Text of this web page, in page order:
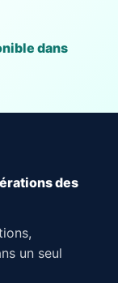
dans
des
un seul